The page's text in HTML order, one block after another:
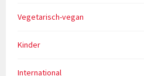
Vegetarisch-vegan
Kinder
International